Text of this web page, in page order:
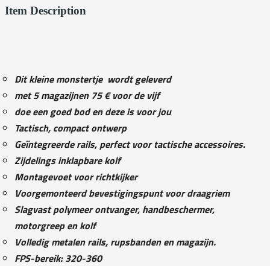
Item Description
Dit kleine monstertje wordt geleverd
met 5 magazijnen 75 € voor de vijf
doe een goed bod en deze is voor jou
Tactisch, compact ontwerp
Geïntegreerde rails, perfect voor tactische accessoires.
Zijdelings inklapbare kolf
Montagevoet voor richtkijker
Voorgemonteerd bevestigingspunt voor draagriem
Slagvast polymeer ontvanger, handbeschermer,
motorgreep en kolf
Volledig metalen rails, rupsbanden en magazijn.
FPS-bereik: 320-360